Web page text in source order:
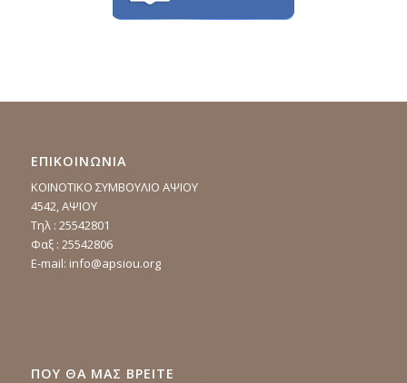
ΕΠΙΚΟΙΝΩΝΙΑ
ΚΟΙΝΟΤΙΚΟ ΣΥΜΒΟΥΛΙΟ ΑΨΙΟΥ
4542, ΑΨΙΟΥ
Τηλ : 25542801
Φαξ : 25542806
E-mail: info@apsiou.org
ΠΟΥ ΘΑ ΜΑΣ ΒΡΕΙΤΕ